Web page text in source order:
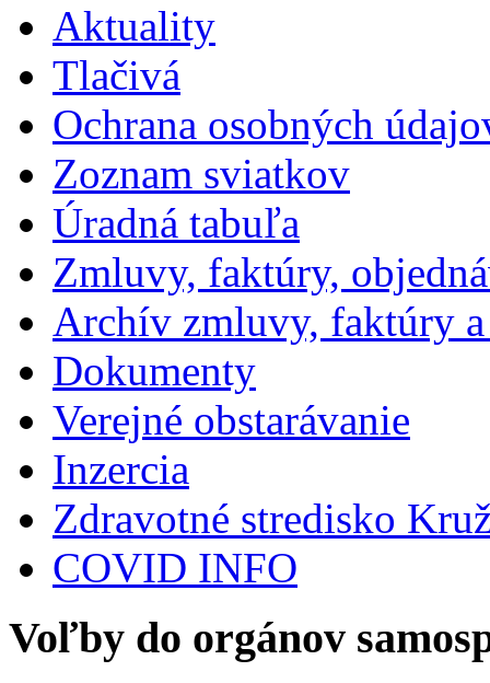
Aktuality
Tlačivá
Ochrana osobných
Zoznam sviatkov
Úradná tabuľa
Zmluvy, faktúry,
Archív zmluvy, faktúry
Dokumenty
Verejné obstarávanie
Inzercia
Zdravotné stredisko
COVID INFO
Voľby do orgánov